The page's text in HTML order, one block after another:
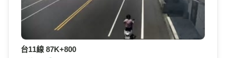
台11線 76K+950
距離 6.4 公里